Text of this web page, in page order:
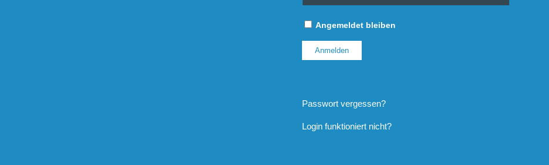
Angemeldet bleiben
Passwort vergessen?
Login funktioniert nicht?